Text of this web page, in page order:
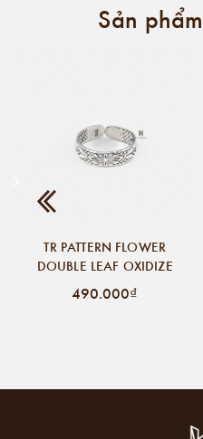
Sản
TR PATTERN FLOWER
DOUBLE LEAF OXIDIZE
490.000₫